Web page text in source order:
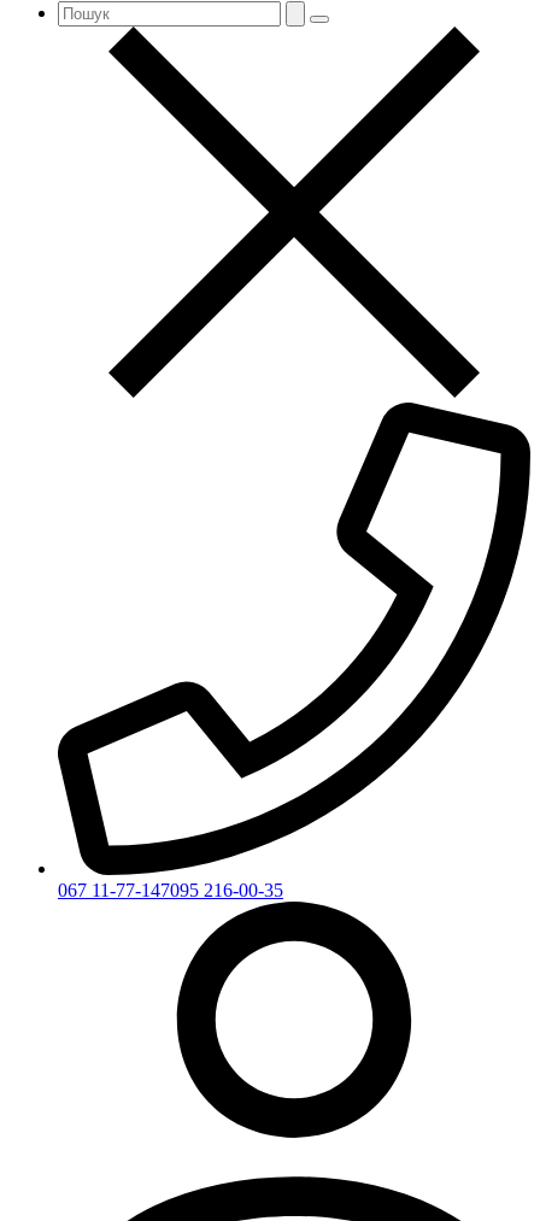
067 11-77-147095 216-00-35